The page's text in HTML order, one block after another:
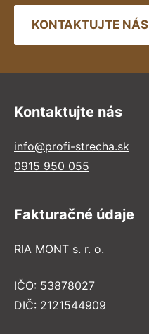
KONTAKTUJTE NÁS
Kontaktujte nás
info@profi-strecha.sk
0915 950 055
Fakturačné údaje
RIA MONT s. r. o.
IČO: 53878027
DIČ: 2121544909